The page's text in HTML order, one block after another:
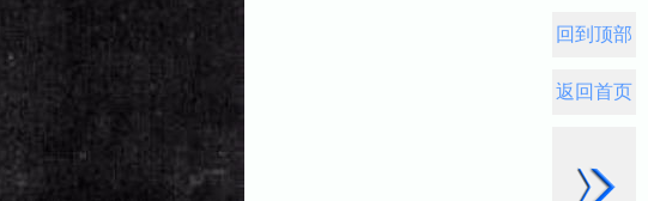
回到顶部
返回首页